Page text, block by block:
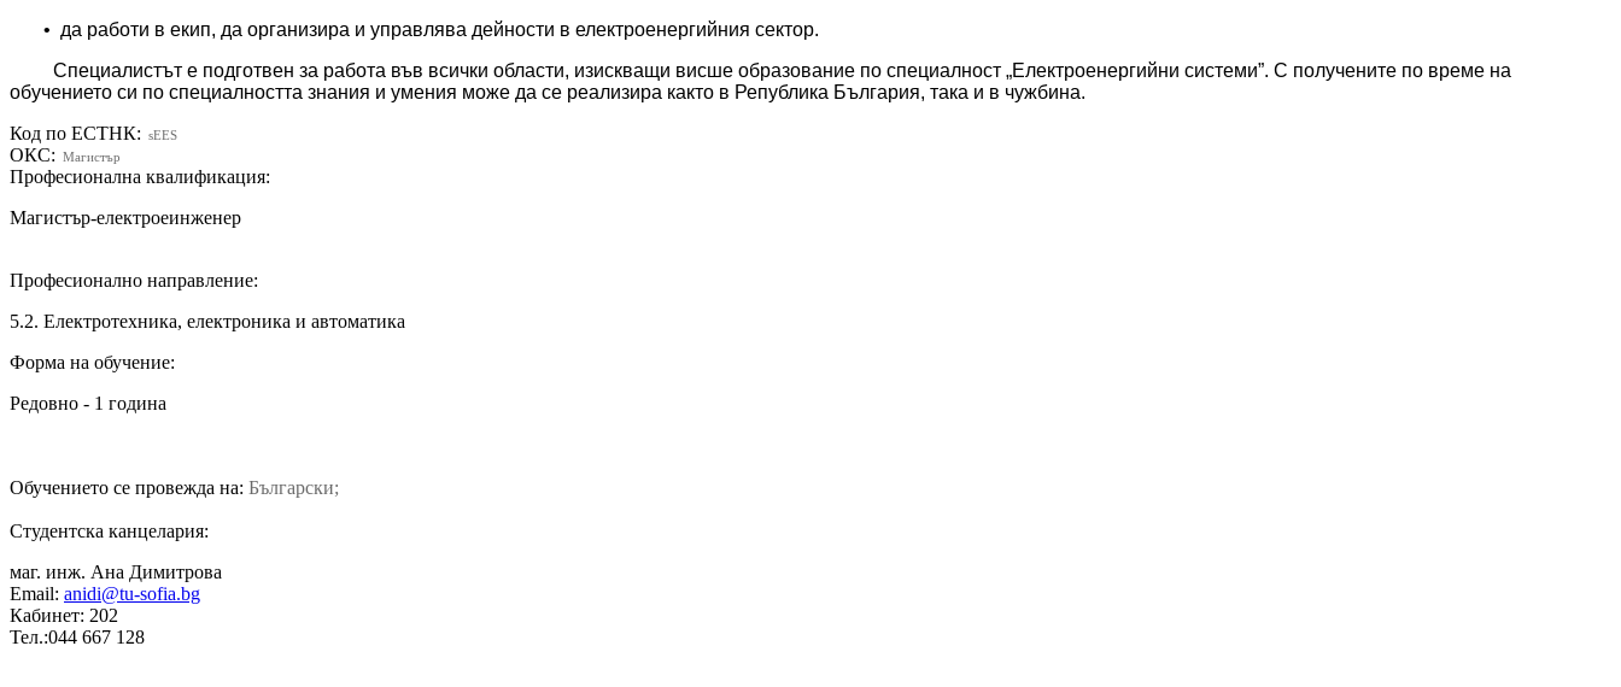
• да работи в екип, да организира и управлява дейности в електроенергийния сектор.
Специалистът е подготвен за работа във всички области, изискващи висше образование по специалност „Електроенергийни системи”. С получените по време на
обучението си по специалността знания и умения може да се реализира както в Република България, така и в чужбина.
Код по ЕСТНК: sEES
ОКС: Магистър
Професионална квалификация:
Магистър-електроеинженер
Професионално направление:
5.2. Електротехника, електроника и автоматика
Форма на обучение:
Редовно - 1 година
Обучението се провежда на: Български;
Студентска канцелария:
маг. инж. Ана Димитрова
Email: anidi@tu-sofia.bg
Кабинет: 202
Тел.:044 667 128